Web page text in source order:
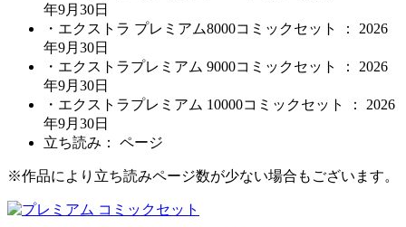
年9月30日
・エクストラ プレミアム8000コミックセット ： 2026
年9月30日
・エクストラプレミアム 9000コミックセット ： 2026
年9月30日
・エクストラプレミアム 10000コミックセット ： 2026
年9月30日
立ち読み： ページ
※作品により立ち読みページ数が少ない場合もございます。